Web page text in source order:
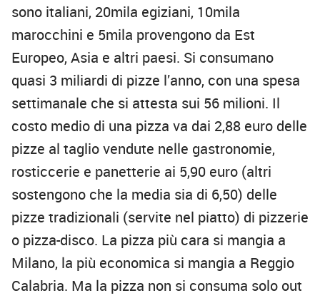
sono italiani, 20mila egiziani, 10mila
marocchini e 5mila provengono da Est
Europeo, Asia e altri paesi. Si consumano
quasi 3 miliardi di pizze l’anno, con una spesa
settimanale che si attesta sui 56 milioni. Il
costo medio di una pizza va dai 2,88 euro delle
pizze al taglio vendute nelle gastronomie,
rosticcerie e panetterie ai 5,90 euro (altri
sostengono che la media sia di 6,50) delle
pizze tradizionali (servite nel piatto) di pizzerie
o pizza-disco. La pizza più cara si mangia a
Milano, la più economica si mangia a Reggio
Calabria. Ma la pizza non si consuma solo out